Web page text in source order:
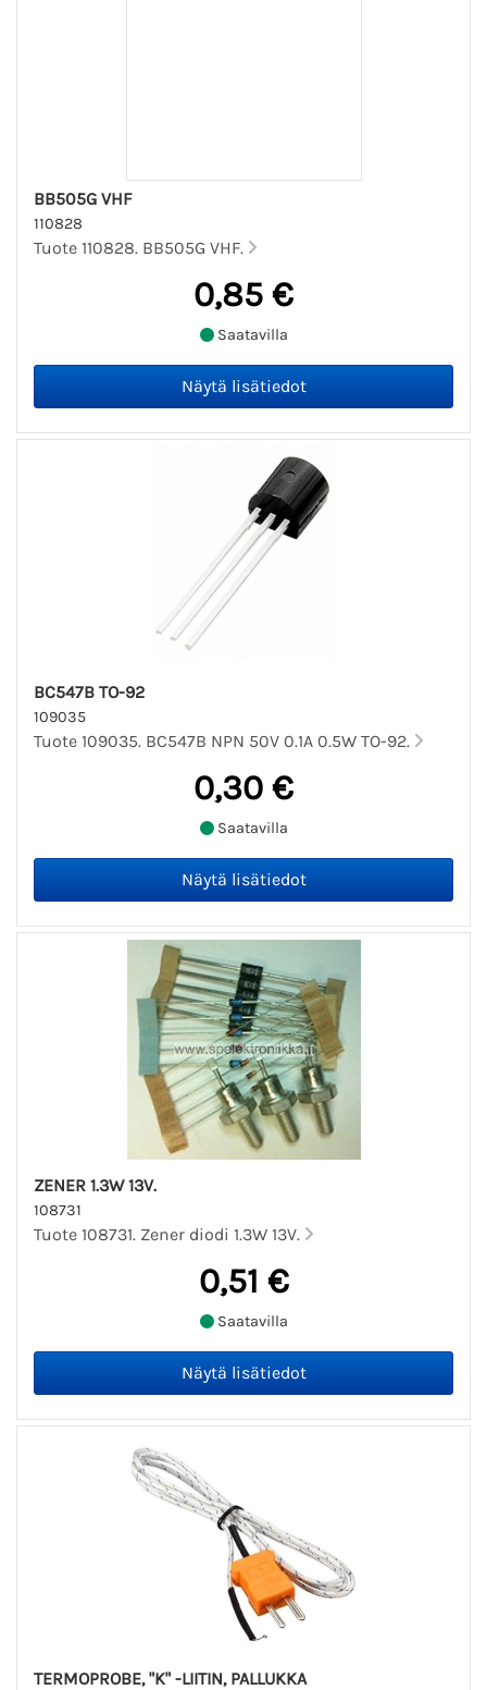
BB505G VHF
110828
Tuote 110828. BB505G VHF.
0,85 €
Saatavilla
BC547B TO-92
109035
Tuote 109035. BC547B NPN 50V 0.1A 0.5W TO-92.
0,30 €
Saatavilla
ZENER 1.3W 13V.
108731
Tuote 108731. Zener diodi 1.3W 13V.
0,51 €
Saatavilla
TERMOPROBE, "K" -LIITIN, PALLUKKA